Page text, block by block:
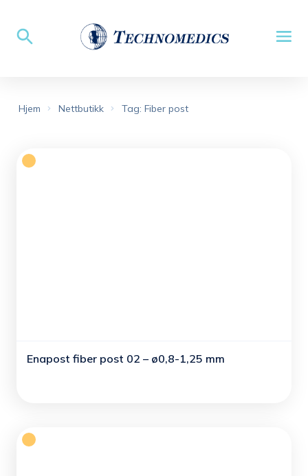
Hjem Nettbutikk Tag: Fiber post
Enapost fiber post 02 – ø0,8-1,25 mm